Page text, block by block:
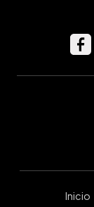
Inicio